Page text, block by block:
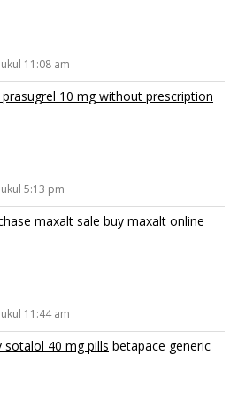
11:08 am
prasugrel 10 mg without prescription
5:13 pm
maxalt sale buy maxalt online
11:44 am
sotalol 40 mg pills betapace generic